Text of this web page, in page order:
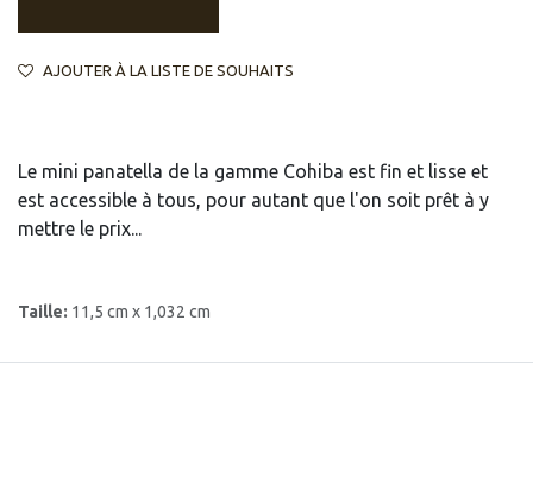
AJOUTER À LA LISTE DE SOUHAITS
Le mini panatella de la gamme Cohiba est fin et lisse et
est accessible à tous, pour autant que l'on soit prêt à y
mettre le prix...
Taille: 11,5 cm x 1,032 cm